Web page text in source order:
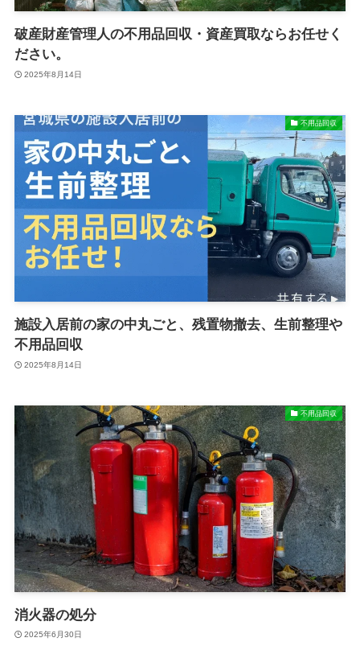
破産財産管理人の不用品回収・資産買取ならお任せく
ださい。
2025年8月14日
不用品回収
施設入居前の家の中丸ごと、残置物撤去、生前整理や
不用品回収
2025年8月14日
不用品回収
消火器の処分
2025年6月30日